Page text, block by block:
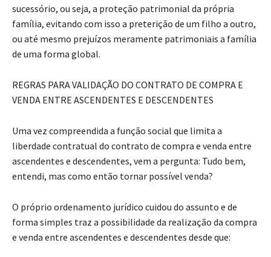
sucessório, ou seja, a proteção patrimonial da própria
família, evitando com isso a preterição de um filho a outro,
ou até mesmo prejuízos meramente patrimoniais a família
de uma forma global.
REGRAS PARA VALIDAÇÃO DO CONTRATO DE COMPRA E
VENDA ENTRE ASCENDENTES E DESCENDENTES
Uma vez compreendida a função social que limita a
liberdade contratual do contrato de compra e venda entre
ascendentes e descendentes, vem a pergunta: Tudo bem,
entendi, mas como então tornar possível venda?
O próprio ordenamento jurídico cuidou do assunto e de
forma simples traz a possibilidade da realização da compra
e venda entre ascendentes e descendentes desde que: